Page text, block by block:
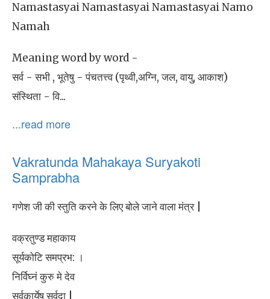
Namastasyai Namastasyai Namastasyai Namo
Namah
Meaning word by word -
सर्व - सभी , भूतेषु - पंचतत्त्व (पृथ्वी,अग्नि, जल, वायु, आकाश)
संस्थिता - वि...
...read more
Vakratunda Mahakaya Suryakoti
Samprabha
गणेश जी की स्तुति करने के लिए बोले जाने वाला मंत्र |
वक्रतुण्ड महाकाय
सूर्यकोटि समप्रभ: ।
निर्विघ्नं कुरु मे देव
सर्वकार्येषु सर्वदा |